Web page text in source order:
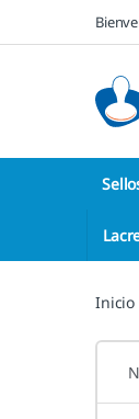
Saltar a la
Saltar al contenido
Inicio